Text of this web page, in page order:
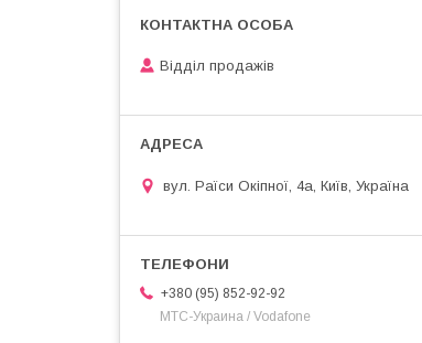
Відділ продажів
вул. Раїси Окіпної, 4а, Київ, Україна
+380 (95) 852-92-92
МТС-Украина / Vodafone